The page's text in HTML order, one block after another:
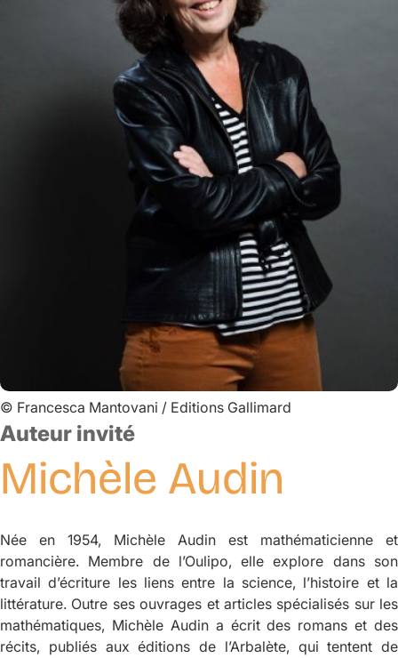
© Francesca Mantovani / Editions Gallimard
Auteur invité
Michèle Audin
Née en 1954, Michèle Audin est mathématicienne et
romancière. Membre de l’Oulipo, elle explore dans son
travail d’écriture les liens entre la science, l’histoire et la
littérature. Outre ses ouvrages et articles spécialisés sur les
mathématiques, Michèle Audin a écrit des romans et des
récits, publiés aux éditions de l’Arbalète, qui tentent de